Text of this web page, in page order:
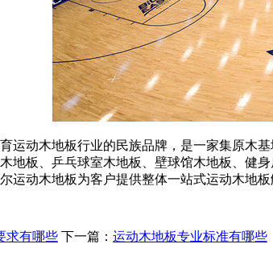
动木地板行业的民族品牌，是一家集原木基
地板、乒乓球室木地板、壁球馆木地板、健
运动木地板为客户提供整体一站式运动木地
求有哪些 下一篇： 运动木地板专业标准有哪些